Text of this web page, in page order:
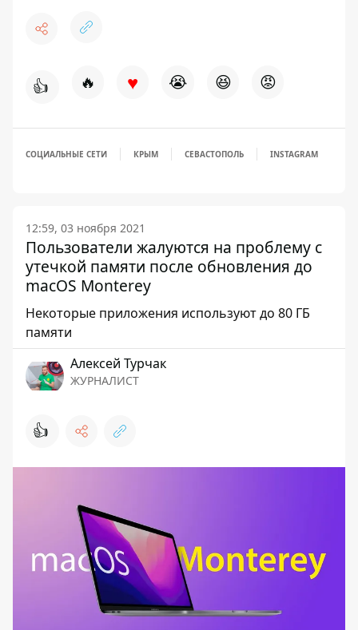
👍 🔥 ♥ 😭 😆 😡
СОЦИАЛЬНЫЕ СЕТИ КРЫМ СЕВАСТОПОЛЬ INSTAGRAM
12:59, 03 ноября 2021
Пользователи жалуются на проблему с
утечкой памяти после обновления до
macOS Monterey
Некоторые приложения используют до 80 ГБ
памяти
Алексей Турчак
ЖУРНАЛИСТ
👍